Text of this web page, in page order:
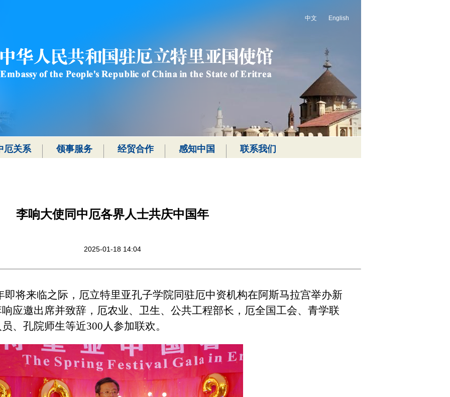
中文 English
厄关系 领事服务 经贸合作 感知中国 联系我们
李响大使同中厄各界人士共庆中国年
2025-01-18 14:04
即将来临之际，厄立特里亚孔子学院同驻厄中资机构在阿斯马拉宫举办新
应邀出席并致辞，厄农业、卫生、公共工程部长，厄全国工会、青学联
、孔院师生等近300人参加联欢。